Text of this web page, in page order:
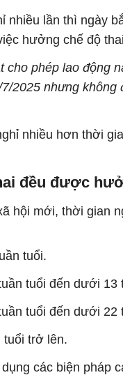
lần thì ngày
hưởng chế độ
cho phép lao động
2025 nhưng
nhiều hơn thời
đều được
hội mới, thời gian
tuổi.
tuổi đến dưới 13
tuổi đến dưới 22
tuổi trở lên.
các biện pháp